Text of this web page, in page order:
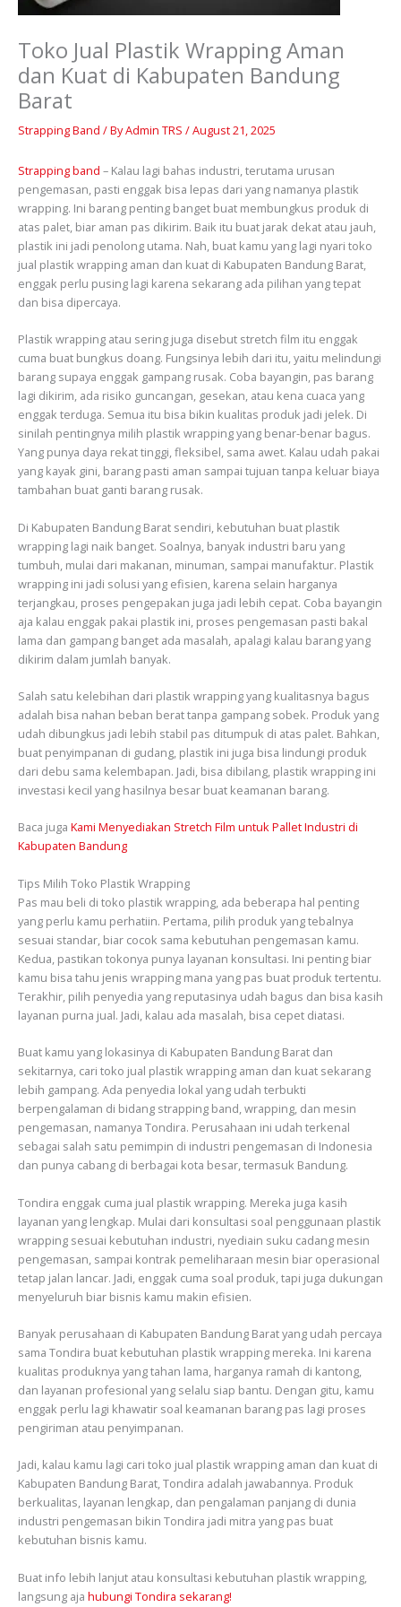
Toko Jual Plastik Wrapping Aman
dan Kuat di Kabupaten Bandung
Barat
Strapping Band / ByAdmin TRS /August 21, 2025
Strapping band – Kalau lagi bahas industri, terutama urusan
pengemasan, pasti enggak bisa lepas dari yang namanya plastik
wrapping. Ini barang penting banget buat membungkus produk di
atas palet, biar aman pas dikirim. Baik itu buat jarak dekat atau jauh,
plastik ini jadi penolong utama. Nah, buat kamu yang lagi nyari toko
jual plastik wrapping aman dan kuat di Kabupaten Bandung Barat,
enggak perlu pusing lagi karena sekarang ada pilihan yang tepat
dan bisa dipercaya.
Plastik wrapping atau sering juga disebut stretch film itu enggak
cuma buat bungkus doang. Fungsinya lebih dari itu, yaitu melindungi
barang supaya enggak gampang rusak. Coba bayangin, pas barang
lagi dikirim, ada risiko guncangan, gesekan, atau kena cuaca yang
enggak terduga. Semua itu bisa bikin kualitas produk jadi jelek. Di
sinilah pentingnya milih plastik wrapping yang benar-benar bagus.
Yang punya daya rekat tinggi, fleksibel, sama awet. Kalau udah pakai
yang kayak gini, barang pasti aman sampai tujuan tanpa keluar biaya
tambahan buat ganti barang rusak.
Di Kabupaten Bandung Barat sendiri, kebutuhan buat plastik
wrapping lagi naik banget. Soalnya, banyak industri baru yang
tumbuh, mulai dari makanan, minuman, sampai manufaktur. Plastik
wrapping ini jadi solusi yang efisien, karena selain harganya
terjangkau, proses pengepakan juga jadi lebih cepat. Coba bayangin
aja kalau enggak pakai plastik ini, proses pengemasan pasti bakal
lama dan gampang banget ada masalah, apalagi kalau barang yang
dikirim dalam jumlah banyak.
Salah satu kelebihan dari plastik wrapping yang kualitasnya bagus
adalah bisa nahan beban berat tanpa gampang sobek. Produk yang
udah dibungkus jadi lebih stabil pas ditumpuk di atas palet. Bahkan,
buat penyimpanan di gudang, plastik ini juga bisa lindungi produk
dari debu sama kelembapan. Jadi, bisa dibilang, plastik wrapping ini
investasi kecil yang hasilnya besar buat keamanan barang.
Baca juga Kami Menyediakan Stretch Film untuk Pallet Industri di
Kabupaten Bandung
Tips Milih Toko Plastik Wrapping
Pas mau beli di toko plastik wrapping, ada beberapa hal penting
yang perlu kamu perhatiin. Pertama, pilih produk yang tebalnya
sesuai standar, biar cocok sama kebutuhan pengemasan kamu.
Kedua, pastikan tokonya punya layanan konsultasi. Ini penting biar
kamu bisa tahu jenis wrapping mana yang pas buat produk tertentu.
Terakhir, pilih penyedia yang reputasinya udah bagus dan bisa kasih
layanan purna jual. Jadi, kalau ada masalah, bisa cepet diatasi.
Buat kamu yang lokasinya di Kabupaten Bandung Barat dan
sekitarnya, cari toko jual plastik wrapping aman dan kuat sekarang
lebih gampang. Ada penyedia lokal yang udah terbukti
berpengalaman di bidang strapping band, wrapping, dan mesin
pengemasan, namanya Tondira. Perusahaan ini udah terkenal
sebagai salah satu pemimpin di industri pengemasan di Indonesia
dan punya cabang di berbagai kota besar, termasuk Bandung.
Tondira enggak cuma jual plastik wrapping. Mereka juga kasih
layanan yang lengkap. Mulai dari konsultasi soal penggunaan plastik
wrapping sesuai kebutuhan industri, nyediain suku cadang mesin
pengemasan, sampai kontrak pemeliharaan mesin biar operasional
tetap jalan lancar. Jadi, enggak cuma soal produk, tapi juga dukungan
menyeluruh biar bisnis kamu makin efisien.
Banyak perusahaan di Kabupaten Bandung Barat yang udah percaya
sama Tondira buat kebutuhan plastik wrapping mereka. Ini karena
kualitas produknya yang tahan lama, harganya ramah di kantong,
dan layanan profesional yang selalu siap bantu. Dengan gitu, kamu
enggak perlu lagi khawatir soal keamanan barang pas lagi proses
pengiriman atau penyimpanan.
Jadi, kalau kamu lagi cari toko jual plastik wrapping aman dan kuat di
Kabupaten Bandung Barat, Tondira adalah jawabannya. Produk
berkualitas, layanan lengkap, dan pengalaman panjang di dunia
industri pengemasan bikin Tondira jadi mitra yang pas buat
kebutuhan bisnis kamu.
Buat info lebih lanjut atau konsultasi kebutuhan plastik wrapping,
langsung aja hubungi Tondira sekarang!